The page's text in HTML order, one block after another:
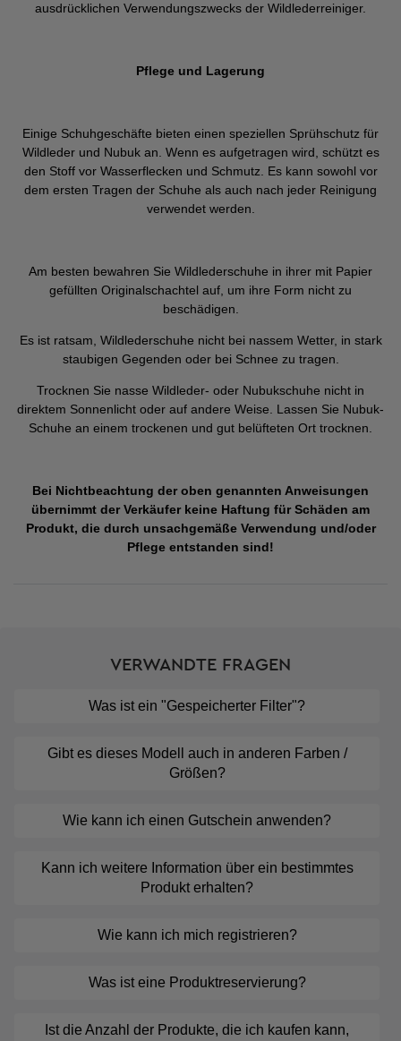
ausdrücklichen Verwendungszwecks der Wildlederreiniger.
Pflege und Lagerung
Einige Schuhgeschäfte bieten einen speziellen Sprühschutz für
Wildleder und Nubuk an. Wenn es aufgetragen wird, schützt es
den Stoff vor Wasserflecken und Schmutz. Es kann sowohl vor
dem ersten Tragen der Schuhe als auch nach jeder Reinigung
verwendet werden.
Am besten bewahren Sie Wildlederschuhe in ihrer mit Papier
gefüllten Originalschachtel auf, um ihre Form nicht zu
beschädigen.
Es ist ratsam, Wildlederschuhe nicht bei nassem Wetter, in stark
staubigen Gegenden oder bei Schnee zu tragen.
Trocknen Sie nasse Wildleder- oder Nubukschuhe nicht in
direktem Sonnenlicht oder auf andere Weise. Lassen Sie Nubuk-
Schuhe an einem trockenen und gut belüfteten Ort trocknen.
Bei Nichtbeachtung der oben genannten Anweisungen
übernimmt der Verkäufer keine Haftung für Schäden am
Produkt, die durch unsachgemäße Verwendung und/oder
Pflege entstanden sind!
VERWANDTE FRAGEN
Was ist ein "Gespeicherter Filter"?
Gibt es dieses Modell auch in anderen Farben /
Größen?
Wie kann ich einen Gutschein anwenden?
Kann ich weitere Information über ein bestimmtes
Produkt erhalten?
Wie kann ich mich registrieren?
Was ist eine Produktreservierung?
Ist die Anzahl der Produkte, die ich kaufen kann,